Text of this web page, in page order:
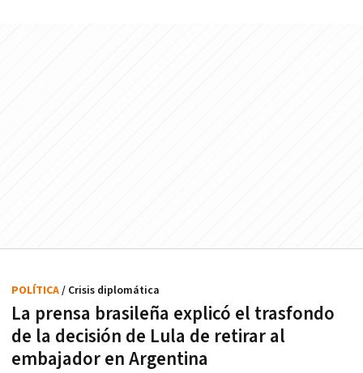
La prensa brasileña explicó el trasfondo
de la decisión de Lula de retirar al
embajador en Argentina
POLÍTICA/ Crisis diplomática